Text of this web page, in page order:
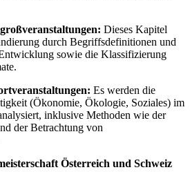
Dieses Kapitel
durch Begriffsdefinitionen und
sowie die Klassifizierung
Es werden die
(Ökonomie, Ökologie, Soziales) im
inklusive Methoden wie der
der Betrachtung von
Österreich und Schweiz